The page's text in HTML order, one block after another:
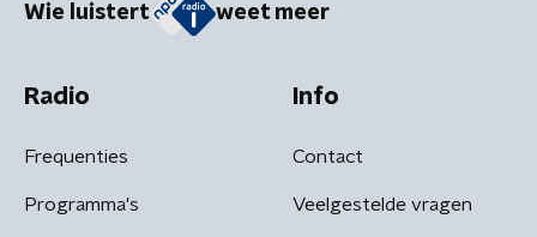
Wie luistert weet meer
Radio
Frequenties
Programma's
Info
Contact
Veelgestelde vragen